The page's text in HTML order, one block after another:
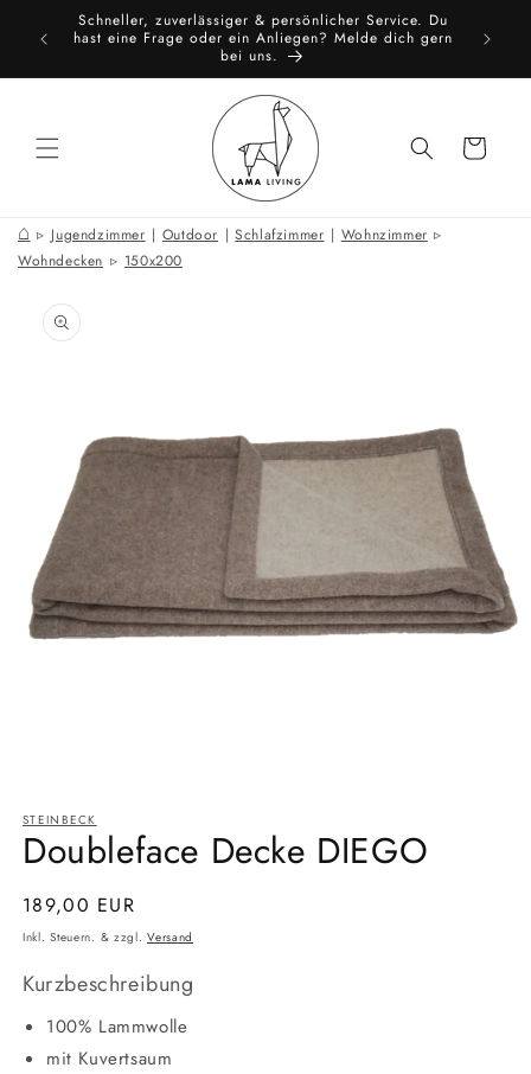
zum
Inhalt
Schneller, zuverlässiger & persönlicher Service. Du
hast eine Frage oder ein Anliegen? Melde dich gern
bei uns.
Warenkorb
⌂ Jugendzimmer | Outdoor | Schlafzimmer | Wohnzimmer
Wohndecken
150x200
in
Modal
öffnen
STEINBECK
Doubleface Decke DIEGO
Normaler
Preis
189,00 EUR
Inkl. Steuern. & zzgl.Versand
Kurzbeschreibung
100% Lammwolle
mit Kuvertsaum